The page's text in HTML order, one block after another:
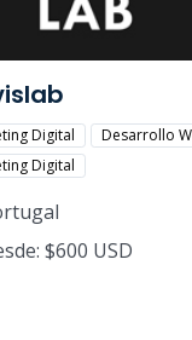
Digital
Desarrollo
Digital
$600 USD